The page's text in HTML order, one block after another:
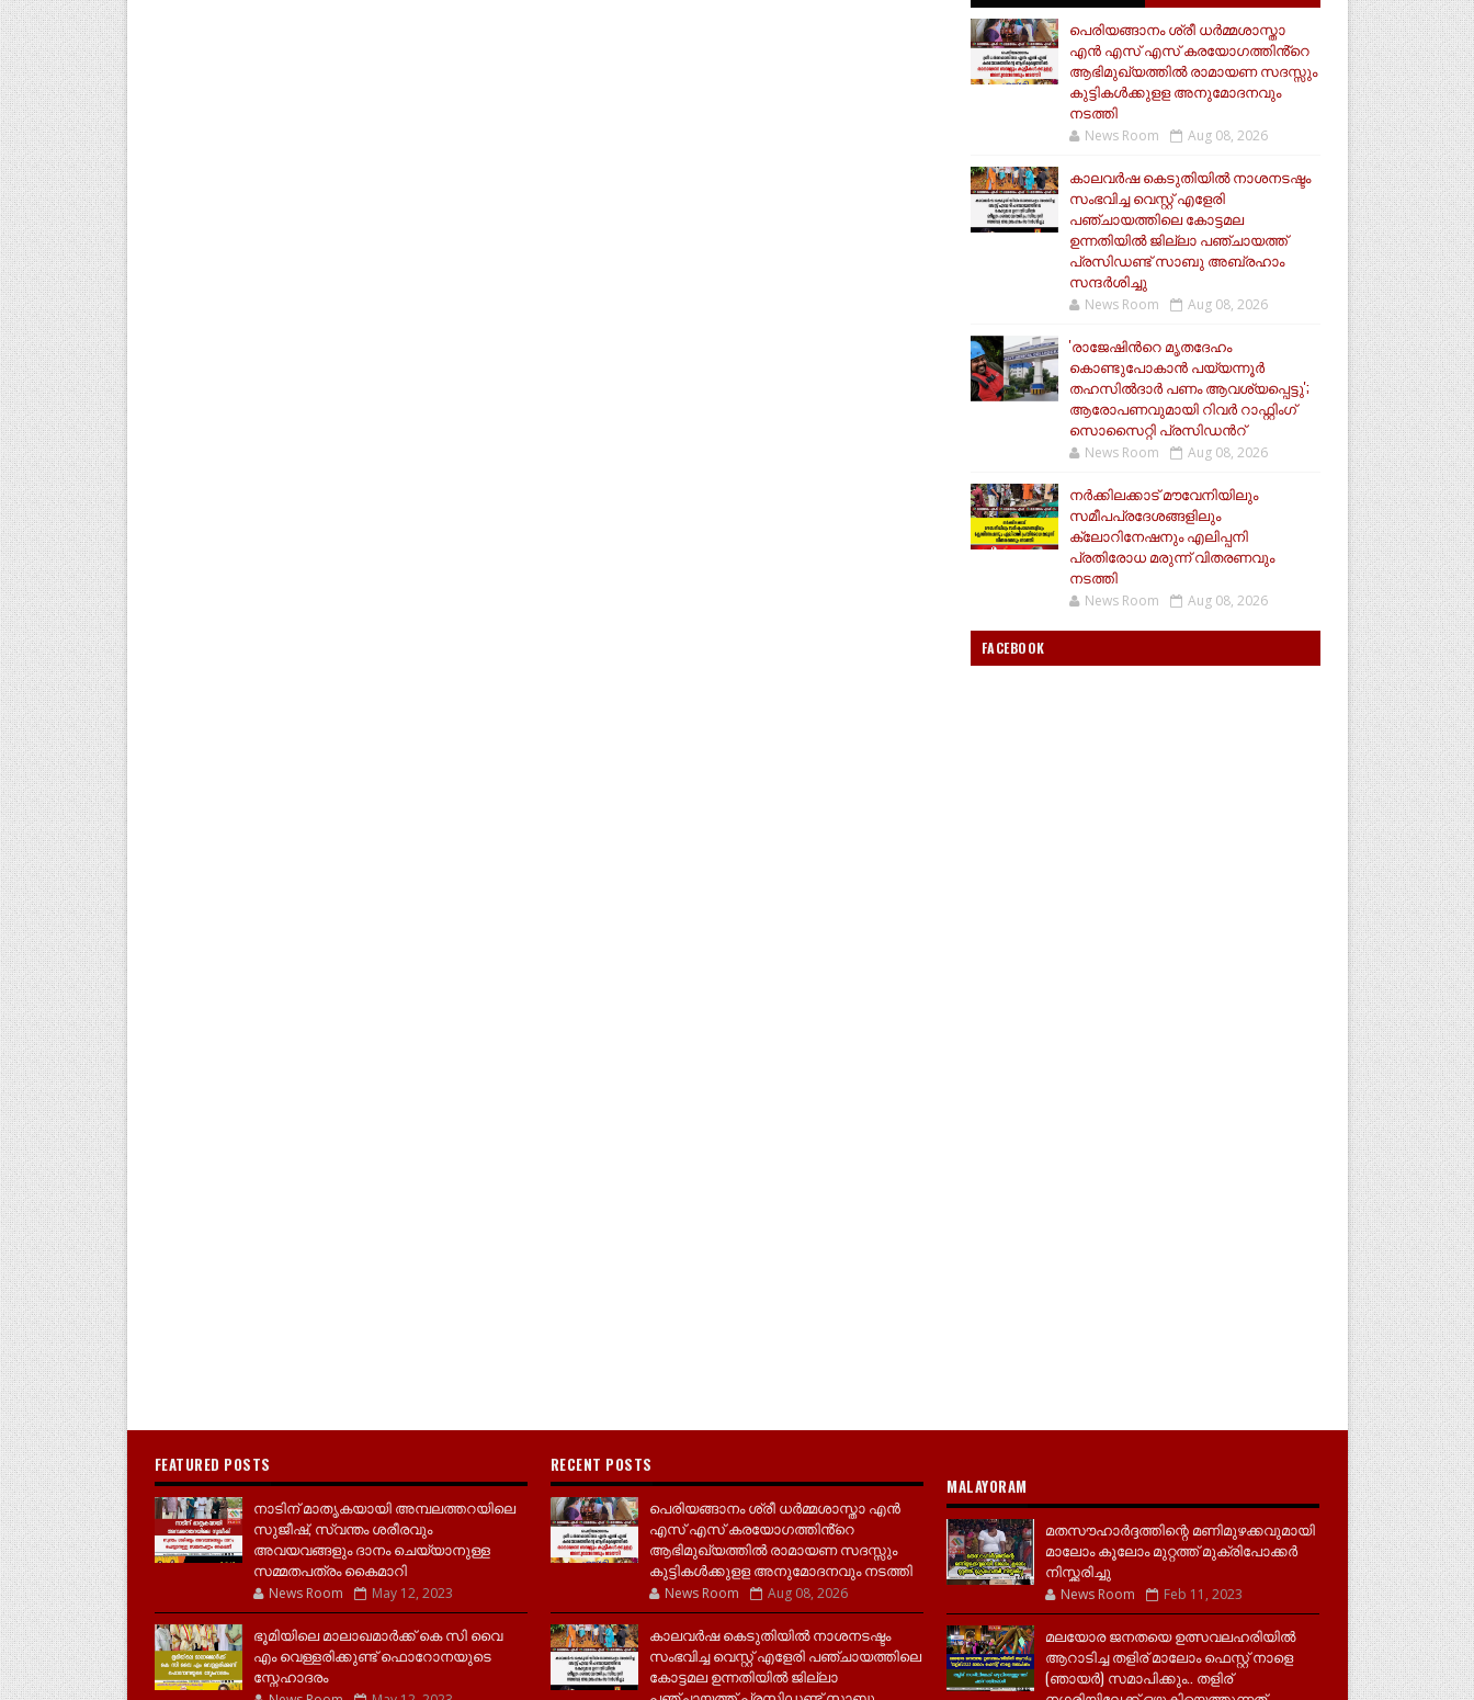
പെരിയങ്ങാനം ശ്രീ ധർമ്മശാസ്താ
എൻ എസ് എസ് കരയോഗത്തിൻ്റെ
ആഭിമുഖ്യത്തിൽ രാമായണ സദസ്സും
കുട്ടികൾക്കുളള അനുമോദനവും
നടത്തി
News Room Aug 08, 2026
കാലവർഷ കെടുതിയിൽ നാശനടഷ്ടം
സംഭവിച്ച വെസ്റ്റ് എളേരി
പഞ്ചായത്തിലെ കോട്ടമല
ഉന്നതിയിൽ ജില്ലാ പഞ്ചായത്ത്
പ്രസിഡണ്ട് സാബു അബ്രഹാം
സന്ദര്‍ശിച്ചു
News Room Aug 08, 2026
'രാജേഷിന്‍റെ മൃതദേഹം
കൊണ്ടുപോകാൻ പയ്യന്നൂർ
തഹസിൽദാർ പണം ആവശ്യപ്പെട്ടു';
ആരോപണവുമായി റിവർ റാഫ്റ്റിംഗ്
സൊസൈറ്റി പ്രസിഡന്‍റ്
News Room Aug 08, 2026
നർക്കിലക്കാട് മൗവേനിയിലും
സമീപപ്രദേശങ്ങളിലും
ക്ലോറിനേഷനും എലിപ്പനി
പ്രതിരോധ മരുന്ന് വിതരണവും
നടത്തി
News Room Aug 08, 2026
FACEBOOK
FEATURED POSTS
നാടിന് മാതൃകയായി അമ്പലത്തറയിലെ
സുജീഷ്, സ്വന്തം ശരീരവും
അവയവങ്ങളും ദാനം ചെയ്യാനുള്ള
സമ്മതപത്രം കൈമാറി
News Room May 12, 2023
ഭൂമിയിലെ മാലാഖമാർക്ക് കെ സി വൈ
എം വെള്ളരിക്കുണ്ട് ഫൊറോനയുടെ
സ്നേഹാദരം
RECENT POSTS
പെരിയങ്ങാനം ശ്രീ ധർമ്മശാസ്താ എൻ
എസ് എസ് കരയോഗത്തിൻ്റെ
ആഭിമുഖ്യത്തിൽ രാമായണ സദസ്സും
കുട്ടികൾക്കുളള അനുമോദനവും നടത്തി
News Room Aug 08, 2026
കാലവർഷ കെടുതിയിൽ നാശനടഷ്ടം
സംഭവിച്ച വെസ്റ്റ് എളേരി പഞ്ചായത്തിലെ
കോട്ടമല ഉന്നതിയിൽ ജില്ലാ
MALAYORAM
മതസൗഹാർദ്ദത്തിന്റെ മണിമുഴക്കവുമായി
മാലോം കൂലോം മുറ്റത്ത് മുക്രിപോക്കർ
നിസ്ക്കരിച്ചു
News Room Feb 11, 2023
മലയോര ജനതയെ ഉത്സവലഹരിയിൽ
ആറാടിച്ച തളിര് മാലോം ഫെസ്റ്റ് നാളെ
(ഞായർ) സമാപിക്കും.. തളിര്